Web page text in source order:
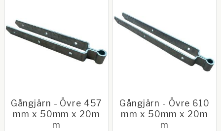
Gångjärn - Övre 457
mm x 50mm x 20m
m
Gångjärn - Övre 610
mm x 50mm x 20m
m